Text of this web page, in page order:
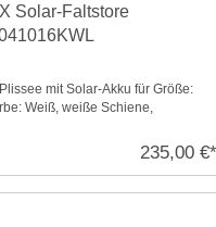
Solar-Faltstore
mit Solar-Akku für Größe:
Weiß, weiße Schiene,
235,00 €*